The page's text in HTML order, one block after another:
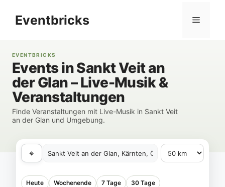
InhaltEventbricks Menü
EVENTBRICKS
Events in Sankt Veit an
der Glan – Live-Musik &
Veranstaltungen
Finde Veranstaltungen mit Live-Musik in Sankt Veit
an der Glan und Umgebung.
⌖
Heute Wochenende 7 Tage 30 Tage